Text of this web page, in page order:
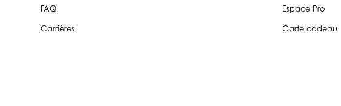
FAQ
Carrières
Espace Pro
Carte cadeau